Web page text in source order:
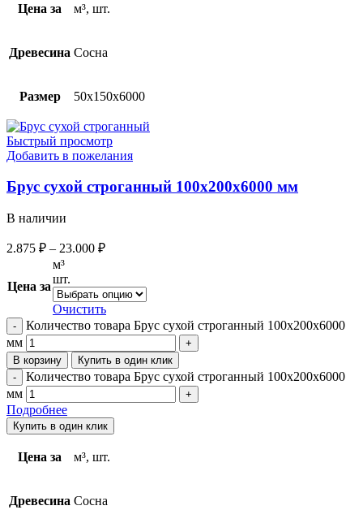
Цена за м³, шт.
Древесина Сосна
Размер 50х150х6000
Быстрый просмотр
Добавить в пожелания
Брус сухой строганный 100х200х6000 мм
В наличии
2.875 ₽ – 23.000 ₽
Цена за
м³
шт.
Очистить
Количество товара Брус сухой строганный 100х200х6000
мм
В корзину Купить в один клик
Количество товара Брус сухой строганный 100х200х6000
мм
Подробнее
Купить в один клик
Цена за м³, шт.
Древесина Сосна